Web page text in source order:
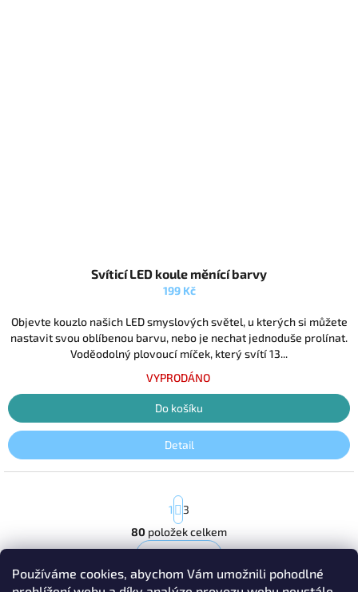
Používáme cookies, abychom Vám umožnili pohodlné
hodnocení
produktu
5,0
z
5
hvězdiček.
Svíticí LED koule měnící barvy
199 Kč
Objevte kouzlo našich LED smyslových světel, u kterých si můžete
nastavit svou oblíbenou barvu, nebo je nechat jednoduše prolínat.
Voděodolný plovoucí míček, který svítí 13...
VYPRODÁNO
Do košíku
Detail
O
v
l
á
S
t
r
á
k
o
1
3
80 položek celkem